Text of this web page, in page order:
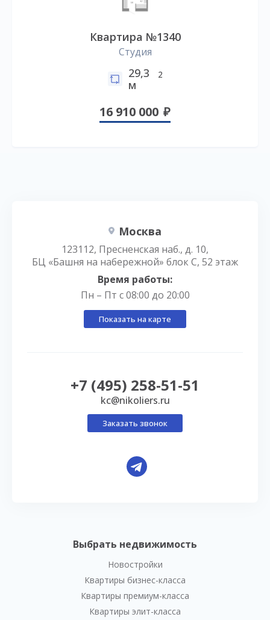
Квартира №1340
Студия
29,3
м
2
16 910 000
Выбрать недвижимость
Новостройки
Квартиры бизнес-класса
Квартиры премиум-класса
Квартиры элит-класса
Москва
123112, Пресненская наб., д. 10,
БЦ «Башня на набережной» блок С, 52 этаж
Время работы:
Пн – Пт с 08:00 до 20:00
Показать на карте
+7 (495) 258-51-51
kc@nikoliers.ru
Заказать звонок